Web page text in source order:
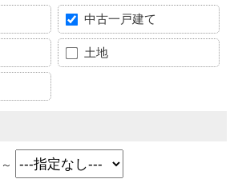
中古一戸建て
土地
～